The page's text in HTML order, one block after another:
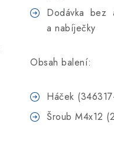
Dodávka bez
a nabíječky
Obsah balení:
Háček
Šroub M4x12